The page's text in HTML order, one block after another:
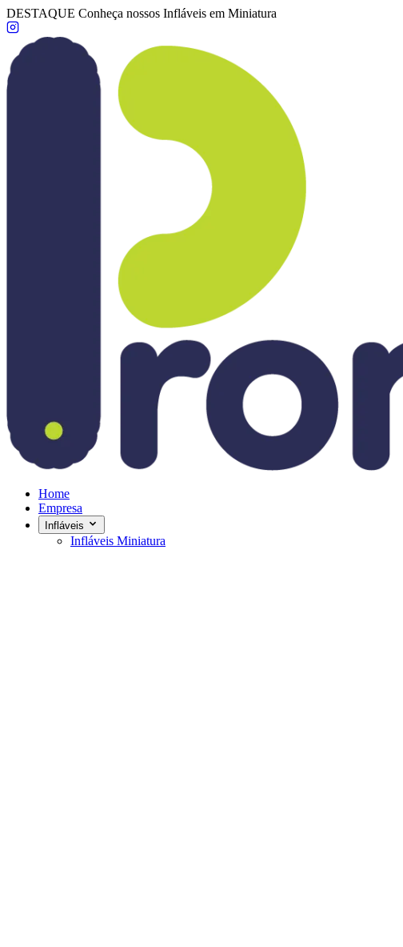
DESTAQUE Conheça nossos Infláveis em Miniatura
Home
Empresa
Infláveis
Infláveis Miniatura